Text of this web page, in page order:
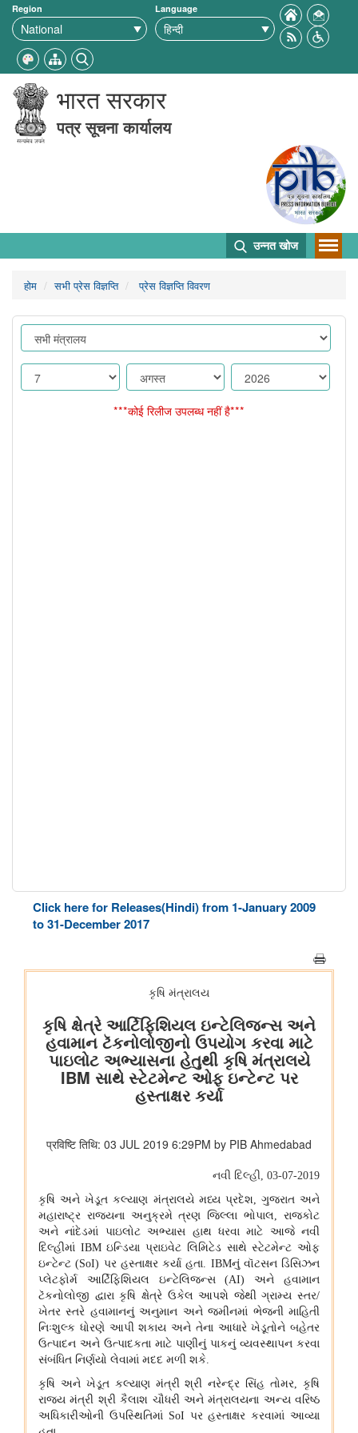
Region Language
भारत सरकार
पत्र सूचना कार्यालय
उन्नत खोज
होम सभी प्रेस विज्ञप्ति प्रेस विज्ञप्ति विवरण
***कोई रिलीज उपलब्ध नहीं है***
Click here for Releases(Hindi) from 1-January 2009
to 31-December 2017